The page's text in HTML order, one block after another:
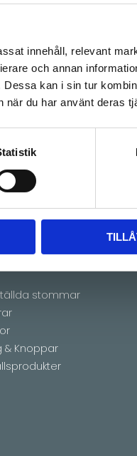
innehåll, relevant
och annan
kan i sin tur
när du har använt deras
Lagerstatus
stommar
& Knoppar